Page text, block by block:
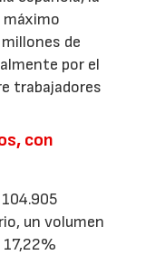
de
por el
trabajadores
con
un volumen